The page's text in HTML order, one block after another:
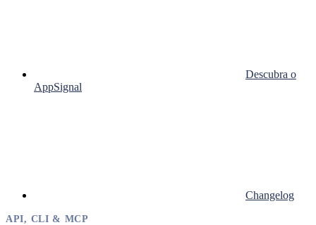
Descubra o
AppSignal
Changelog
API, CLI & MCP